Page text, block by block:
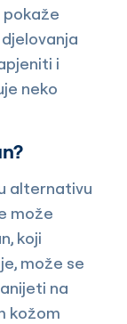
i
neko
alternativu
može
koji
može se
na
kožom